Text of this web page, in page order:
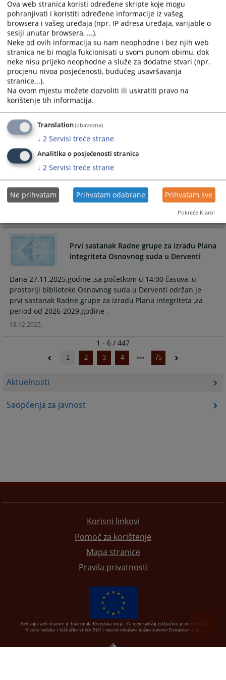
Aktuelnosti
Saopćenja za javnost
sudnica u okviru Osnovnog suda u Derventi . Dana
31.12.2025.godine završeno je uređenje i osme sudnice tako
da su u cjelosti završeni započeti radovi .
31.12.2025.
Djeda Mraz posjetio Osnovni sud u
Derventi
Dana 29.12.2025.godine prostorije Osnovnog suda u
Derventi posjetio je Djeda Mraz gdje je uručio poklon
paketiće djeci zaposlenih u Osnovnom sudu u Derventi.
29.12.2025.
IN MEMORIJAM - MARICA GRABOVAC
MARICA GRABOVAC
Prvi sastanak Radne grupe za izradu Plana
integriteta Osnovnog suda u Derventi
Dana 27.11.2025.godine ,sa početkom u 14:00 časova ,u
prostoriji biblioteke Osnovnog suda u Derventi održan je
prvi sastanak Radne grupe za izradu Plana integriteta ,za
period od 2026-2029.godine .
18.12.2025.
1 - 6 / 447
1 2 3 4 75
Korisni linkovi
Pomoć za korištenje
Mapa stranice
Pravila privatnosti
Redizajn web stranice je finansirala Evropska unija. Za njen sadržaj isključivo je odgovorno
Visoko sudsko i tužilačko vijeće BiH i ona ne odražava nužno stavove Evropske unije.
Ova web stranica koristi određene skripte koje mogu
pohranjivati i koristiti određene informacije iz vašeg
browsera i vašeg uređaja (npr. IP adresa uređaja, varijable o
sesiji unutar browsera, ...).
Neke od ovih informacija su nam neophodne i bez njih web
stranica ne bi mogla fukcionisati u svom punom obimu, dok
neke nisu prijeko neophodne a služe za dodatne stvari (npr.
procjenu nivoa posjećenosti, budućeg usavršavanja
stranice...).
Na ovom mjestu možete dozvoliti ili uskratiti pravo na
korištenje tih informacija.
Translation(obavezna)
↓ 2 Servisi treće strane
Analitika o posjećenosti stranica
↓ 2 Servisi treće strane
Ne prihvatam Prihvatam odabrane Prihvatam sve
Pokreće Klaro!